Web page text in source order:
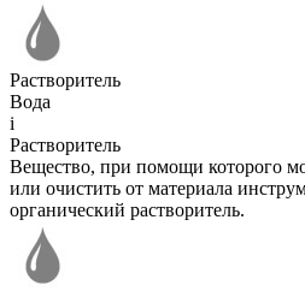
Растворитель
Вода
i
Растворитель
Вещество, при помощи которого
или очистить от материала
органический растворитель.